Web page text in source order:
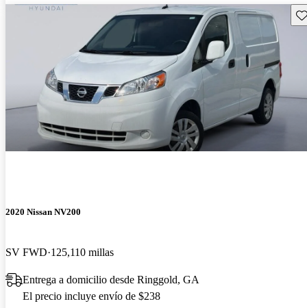
2020 Nissan NV200
SV FWD 125,110 millas
Entrega a domicilio desde Ringgold, GA
El precio incluye envío de $238